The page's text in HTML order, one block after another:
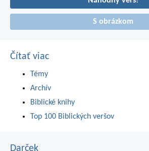
S obrázkom
Čítať viac
Témy
Archív
Biblické knihy
Top 100 Biblických veršov
Darček